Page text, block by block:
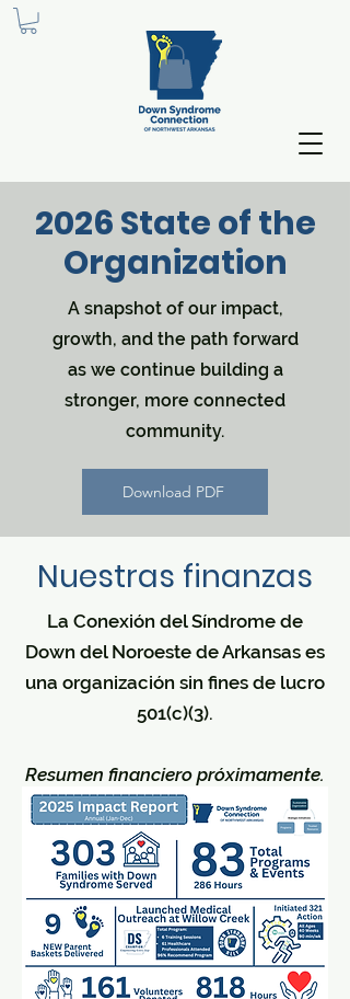
2026 State of the
Organization
A snapshot of our impact,
growth, and the path forward
as we continue building a
stronger, more connected
community.
Download PDF
Nuestras finanzas
La Conexión del Síndrome de
Down del Noroeste de Arkansas es
una organización sin fines de lucro
501(c)(3).
Resumen financiero próximamente.